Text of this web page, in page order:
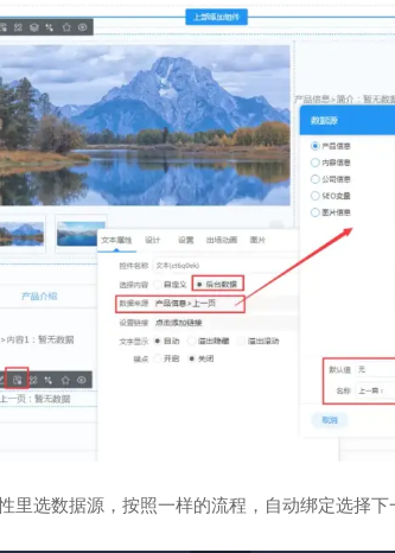
里选数据源，按照一样的流程，自动绑定选择下